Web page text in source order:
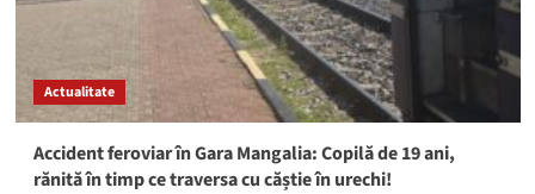
Actualitate
Accident feroviar în Gara Mangalia: Copilă de 19 ani,
rănită în timp ce traversa cu căștie în urechi!